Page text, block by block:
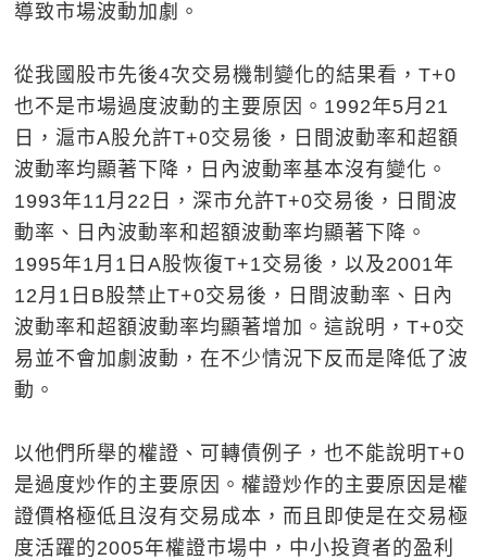
導致市場波動加劇。
從我國股市先後4次交易機制變化的結果看，T+0
也不是市場過度波動的主要原因。1992年5月21
日，滬市A股允許T+0交易後，日間波動率和超額
波動率均顯著下降，日內波動率基本沒有變化。
1993年11月22日，深市允許T+0交易後，日間波
動率、日內波動率和超額波動率均顯著下降。
1995年1月1日A股恢復T+1交易後，以及2001年
12月1日B股禁止T+0交易後，日間波動率、日內
波動率和超額波動率均顯著增加。這說明，T+0交
易並不會加劇波動，在不少情況下反而是降低了波
動。
以他們所舉的權證、可轉債例子，也不能說明T+0
是過度炒作的主要原因。權證炒作的主要原因是權
證價格極低且沒有交易成本，而且即使是在交易極
度活躍的2005年權證市場中，中小投資者的盈利